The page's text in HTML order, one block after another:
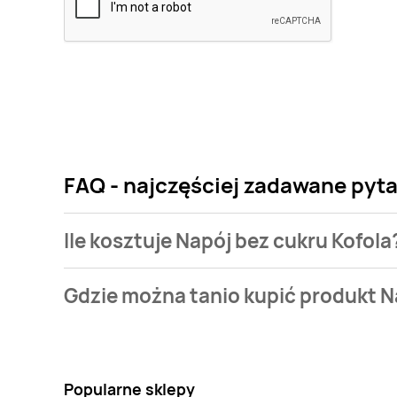
FAQ - najczęściej zadawane
Ile kosztuje Napój bez cukru
naszej bazie jest z sieciLeclerc. Napój bez cukru
Gdzie można tanio kupić produkt
Popularne sklepy